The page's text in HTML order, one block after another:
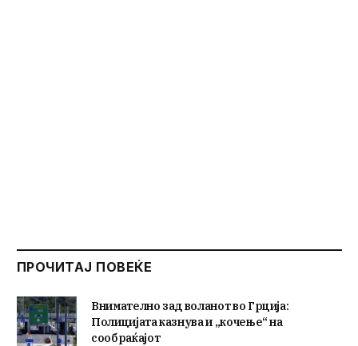
ПРОЧИТАЈ ПОВЕЌЕ
Внимателно зад воланот во Грција:
Полицијата казнува и „кочење“ на
сообраќајот